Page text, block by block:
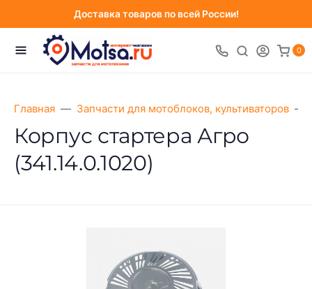
Доставка товаров по всей России!
0
Главная Запчасти для мотоблоков, культиваторов
Корпус стартера Агро
(341.14.0.1020)